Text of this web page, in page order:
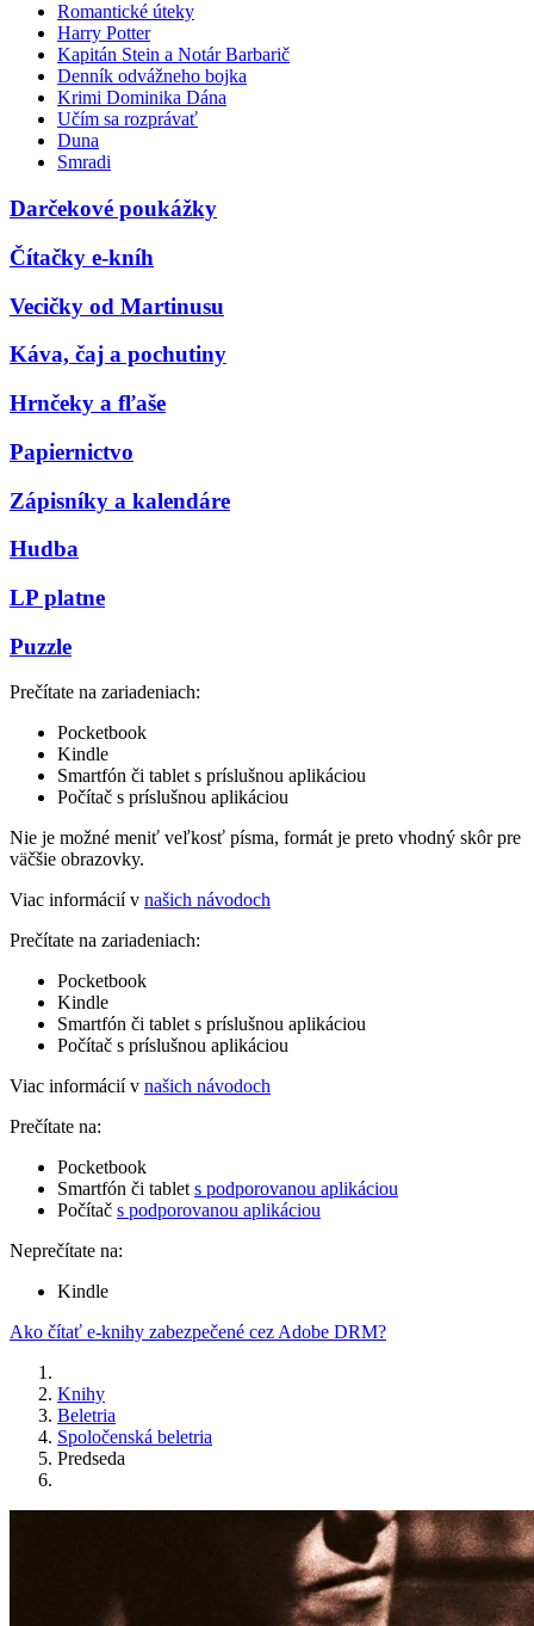
Romantické úteky
Harry Potter
Kapitán Stein a Notár Barbarič
Denník odvážneho bojka
Krimi Dominika Dána
Učím sa rozprávať
Duna
Smradi
Darčekové poukážky
Čítačky e-kníh
Vecičky od Martinusu
Káva, čaj a pochutiny
Hrnčeky a fľaše
Papiernictvo
Zápisníky a kalendáre
Hudba
LP platne
Puzzle
Prečítate na zariadeniach:
Pocketbook
Kindle
Smartfón či tablet s príslušnou aplikáciou
Počítač s príslušnou aplikáciou
Nie je možné meniť veľkosť písma, formát je preto vhodný skôr pre
väčšie obrazovky.
Viac informácií v našich návodoch
Prečítate na zariadeniach:
Pocketbook
Kindle
Smartfón či tablet s príslušnou aplikáciou
Počítač s príslušnou aplikáciou
Viac informácií v našich návodoch
Prečítate na:
Pocketbook
Smartfón či tablet s podporovanou aplikáciou
Počítač s podporovanou aplikáciou
Neprečítate na:
Kindle
Ako čítať e-knihy zabezpečené cez Adobe DRM?
Knihy
Beletria
Spoločenská beletria
Predseda